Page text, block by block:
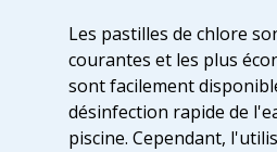
Les pastilles de chlore
courantes et les plus
sont facilement
désinfection rapide de
piscine. Cependant,